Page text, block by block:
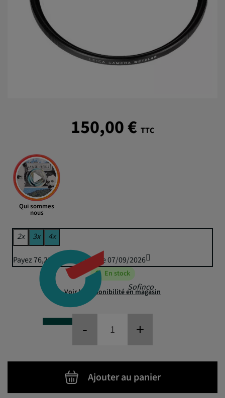
150,00 € TTC
Qui sommes
nous
Sofinco
2x 3x 4x
Payez 76,29 € puis 75,00 € le 07/09/2026
En stock
Voir la disponibilité en magasin
- +
Ajouter au panier